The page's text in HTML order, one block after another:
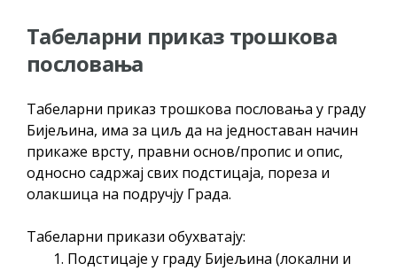
Табеларни приказ трошкова
пословања
Табеларни приказ трошкова пословања у граду
Бијељина, има за циљ да на једноставан начин
прикаже врсту, правни основ/пропис и опис,
односно садржај свих подстицаја, пореза и
олакшица на подручју Града.
Табеларни прикази обухватају:
Подстицаје у граду Бијељина (локални и